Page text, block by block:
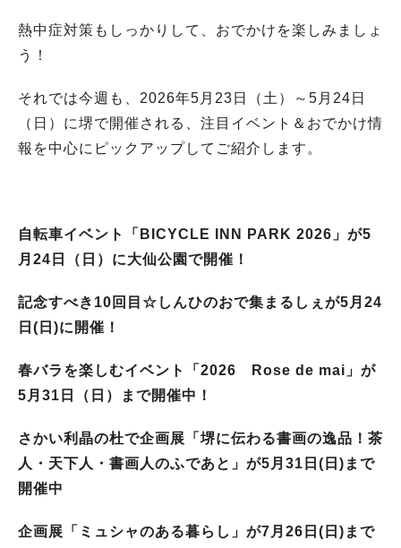
熱中症対策もしっかりして、おでかけを楽しみましょ
う！
それでは今週も、2026年5月23日（土）～5月24日
（日）に堺で開催される、注目イベント＆おでかけ情
報を中心にピックアップしてご紹介します。
自転車イベント「BICYCLE INN PARK 2026」が5
月24日（日）に大仙公園で開催！
記念すべき10回目☆しんひのおで集まるしぇが5月24
日(日)に開催！
春バラを楽しむイベント「2026 Rose de mai」が
5月31日（日）まで開催中！
さかい利晶の杜で企画展「堺に伝わる書画の逸品！茶
人・天下人・書画人のふであと」が5月31日(日)まで
開催中
企画展「ミュシャのある暮らし」が7月26日(日)まで